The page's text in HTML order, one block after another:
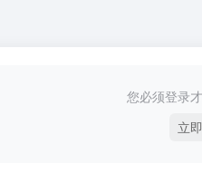
您必须登录
立